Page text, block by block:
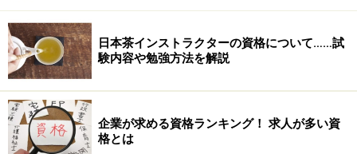
も、必要とされる知識・スキルの範囲は実に幅広いも
の。
一方で、企業が複数の人間から成る「組織」である以
上、業種・職種問わず、求められるスキルでもあり、特
にある程度の年齢、経験のある転職希望者にとっては、
身につけておいて損はないスキルとも言えるのです。
日本茶インストラクターの資格について……試
験内容や勉強方法を解説
企業が求める資格ランキング！ 求人が多い資
格とは